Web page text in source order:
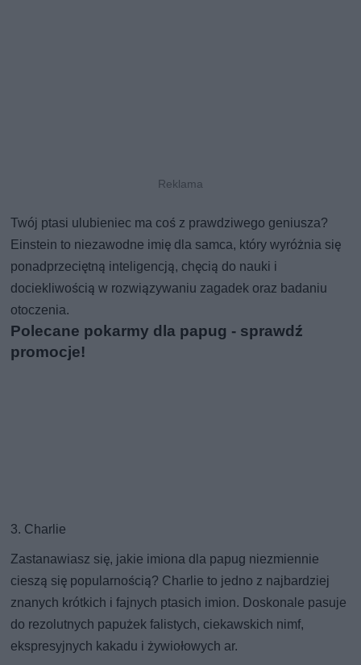
Twój ptasi ulubieniec ma coś z prawdziwego geniusza?
Einstein to niezawodne imię dla samca, który wyróżnia się
ponadprzeciętną inteligencją, chęcią do nauki i
dociekliwością w rozwiązywaniu zagadek oraz badaniu
otoczenia.
Polecane pokarmy dla papug - sprawdź
promocje!
3. Charlie
Zastanawiasz się, jakie imiona dla papug niezmiennie
cieszą się popularnością? Charlie to jedno z najbardziej
znanych krótkich i fajnych ptasich imion. Doskonale pasuje
do rezolutnych papużek falistych, ciekawskich nimf,
ekspresyjnych kakadu i żywiołowych ar.